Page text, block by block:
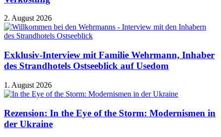
2. August 2026
Exklusiv-Interview mit Familie Wehrmann, Inhaber
des Strandhotels Ostseeblick auf Usedom
1. August 2026
Rezension: In the Eye of the Storm: Modernismen in
der Ukraine